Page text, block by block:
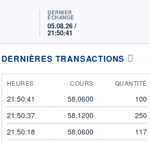
DERNIER
ÉCHANGE
05.08.26 /
21:50:41
DERNIÈRES TRANSACTIONS
HEURES COURS QUANTITÉ
21:50:41 58,0600
100
21:50:37
58,1200
250
21:50:18
58,0600
117